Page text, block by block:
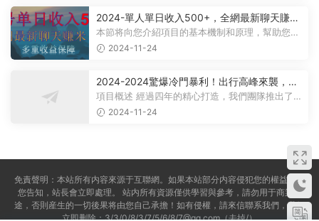
2024-單人單日收入500+，全網最新聊天賺
米！适合所有人群簡單暴力！
本節将向您介紹項目的基本機制和原理，幫助您理
解項目的基本概念。 在項目實施前...
2024-11-24
2024-2024驚爆冷門暴利！出行高峰來襲，裏
程積分，高爆發期，一單300+—2000+，月入
過萬不是夢！
項目概述 經過四年的精心打造，我們團隊推出了一
個從未對外公布的項目——利用裏...
2024-11-24
免責聲明：本站所有内容來源于互聯網。如果本站部分内容侵犯您的權益，請
您告知，站長會立即處理。 站内所有資源僅供學習與參考，請勿用于商業用
途，否則産生的一切後果将由您自己承擔！如有侵權，請來信聯系我們，我們
立即删除：3/3/0/8/3/7/5/6/8/7@qq.com（去掉/）